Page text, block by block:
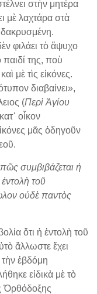
στὴν μητέρα
μὲ λαχτάρα στὰ
δακρυσμένη.
φιλάει τὸ ἄψυχο
της, ποὺ
μὲ τὶς εἰκόνες.
διαβαίνει»,
(Περὶ Ἁγίου
οἶκον
μᾶς ὁδηγοῦν
συμβιβάζεται ἡ
τοῦ
οὐδὲ παντὸς
ὅτι ἡ ἐντολὴ τοῦ
ἄλλωστε ἔχει
ἑβδόμη
εἰδικὰ μὲ τὸ
Ὀρθόδοξης